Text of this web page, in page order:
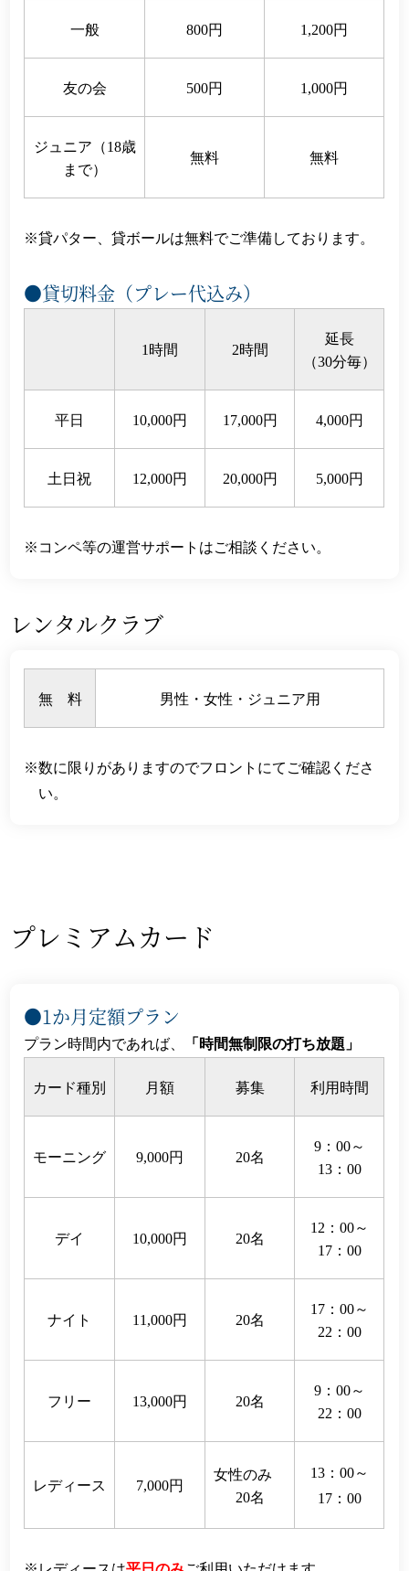
一般 800円 1,200円
友の会 500円 1,000円
ジュニア（18歳
まで）
無料 無料
貸パター、貸ボールは無料でご準備しております。
●貸切料金（プレー代込み）
1時間 2時間
延長
（30分毎）
平日 10,000円 17,000円 4,000円
土日祝 12,000円 20,000円 5,000円
コンペ等の運営サポートはご相談ください。
レンタルクラブ
無 料 男性・女性・ジュニア用
数に限りがありますのでフロントにてご確認くださ
い。
プレミアムカード
●1か月定額プラン
プラン時間内であれば、 「時間無制限の打ち放題」
カード種別 月額 募集 利用時間
モーニング 9,000円 20名
9：00～
13：00
デイ 10,000円 20名
12：00～
17：00
ナイト 11,000円 20名
17：00～
22：00
フリー 13,000円 20名
9：00～
22：00
レディース 7,000円
女性のみ
20名
13：00～
17：00